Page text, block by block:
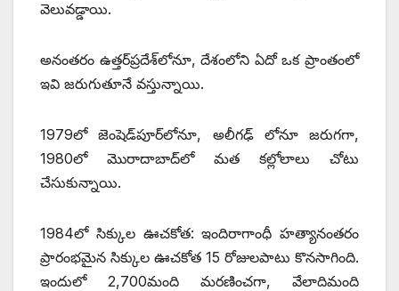
వెలువడ్డాయి.
అనంతరం ఉత్తర్‌‌ప్రదేశ్‌లోనూ, దేశంలోని ఏదో ఒక ప్రాంతంలో
ఇవి జరుగుతూనే వస్తున్నాయి.
1979లో జెంషెడ్‌పూర్‌లోనూ, అలీగఢ్‌ ‌లోనూ జరుగగా,
1980లో మొరాదాబాద్‌లో మత కల్లోలాలు చోటు
చేసుకున్నాయి.
1984లో సిక్కుల ఊచకోత: ఇందిరాగాంధీ హత్యానంతరం
ప్రారంభమైన సిక్కుల ఊచకోత 15 రోజులపాటు కొనసాగింది.
ఇందులో 2,700మంది మరణించగా, వేలాదిమంది